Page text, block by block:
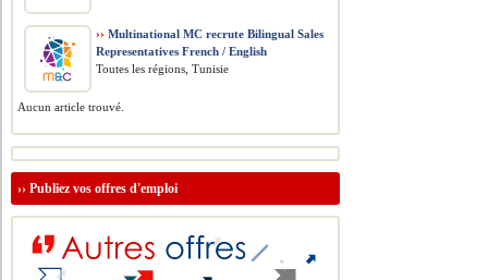
›› Multinational MC recrute Bilingual Sales
Representatives French / English
Toutes les régions, Tunisie
Aucun article trouvé.
››Publiez vos offres d'emploi